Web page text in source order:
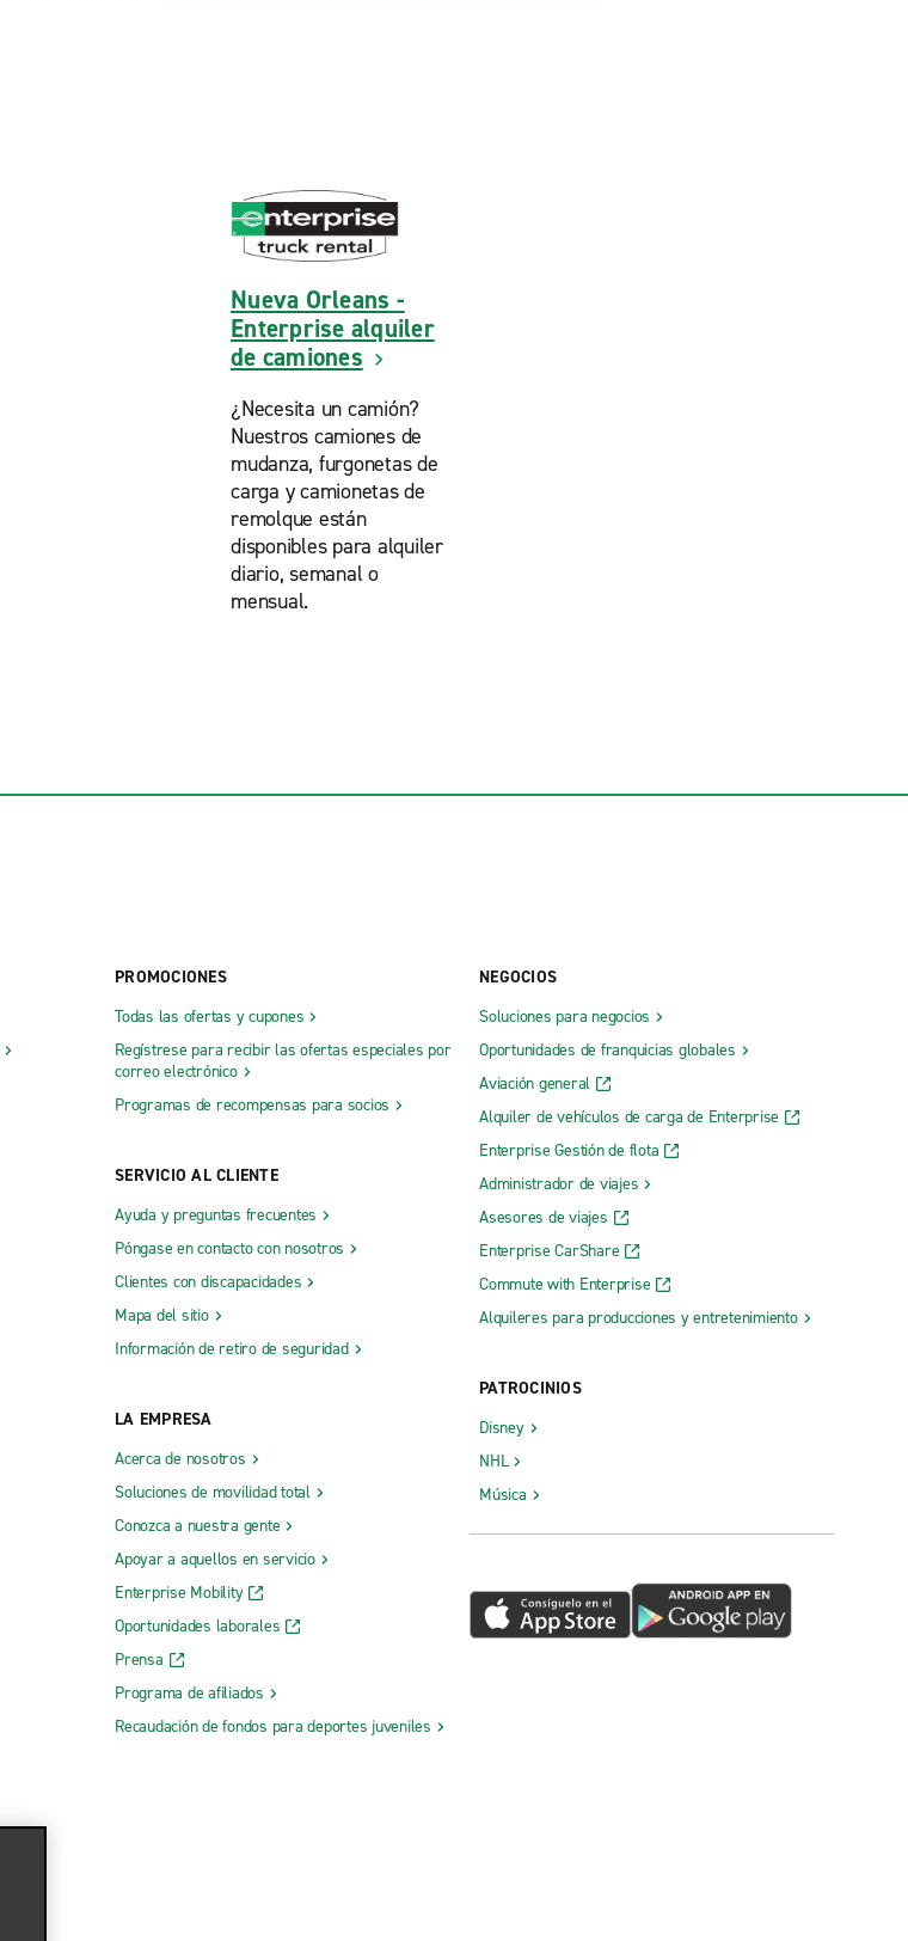
Nueva Orleans -
Enterprise alquiler
de camiones
¿Necesita un camión?
Nuestros camiones de
mudanza, furgonetas de
carga y camionetas de
remolque están
disponibles para alquiler
diario, semanal o
mensual.
PROMOCIONES
Todas las ofertas y cupones
Regístrese para recibir las ofertas especiales por
correo electrónico
Programas de recompensas para socios
SERVICIO AL CLIENTE
Ayuda y preguntas frecuentes
Póngase en contacto con nosotros
Clientes con discapacidades
Mapa del sitio
Información de retiro de seguridad
LA EMPRESA
Acerca de nosotros
Soluciones de movilidad total
Conozca a nuestra gente
Apoyar a aquellos en servicio
Enterprise Mobility
Oportunidades laborales
Prensa
Programa de afiliados
Recaudación de fondos para deportes juveniles
NEGOCIOS
Soluciones para negocios
Oportunidades de franquicias globales
Aviación general
Alquiler de vehículos de carga de Enterprise
Enterprise Gestión de flota
Administrador de viajes
Asesores de viajes
Enterprise CarShare
Commute with Enterprise
Alquileres para producciones y entretenimiento
PATROCINIOS
Disney
NHL
Música